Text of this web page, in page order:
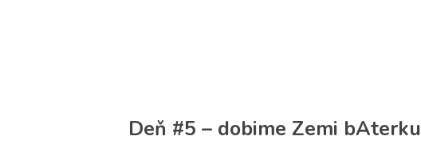
Deň #5 – dobime Zemi bAterku